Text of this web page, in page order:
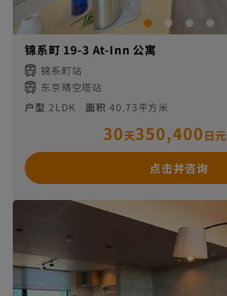
锦系町 19-3 At-Inn 公寓
锦系町站
东京晴空塔站
户型 2LDK 面积 40.73平方米
30天350,400 日元
点击并咨询